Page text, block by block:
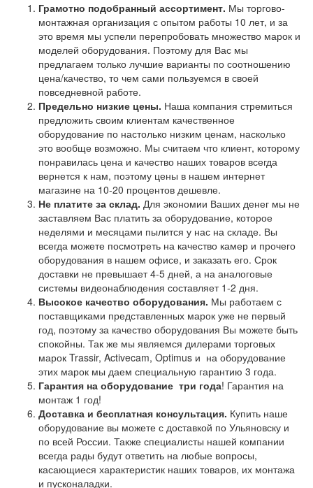
Грамотно подобранный ассортимент. Мы торгово-
монтажная организация с опытом работы 10 лет, и за
это время мы успели перепробовать множество марок и
моделей оборудования. Поэтому для Вас мы
предлагаем только лучшие варианты по соотношению
цена/качество, то чем сами пользуемся в своей
повседневной работе.
Предельно низкие цены. Наша компания стремиться
предложить своим клиентам качественное
оборудование по настолько низким ценам, насколько
это вообще возможно. Мы считаем что клиент, которому
понравилась цена и качество наших товаров всегда
вернется к нам, поэтому цены в нашем интернет
магазине на 10-20 процентов дешевле.
Не платите за склад. Для экономии Ваших денег мы не
заставляем Вас платить за оборудование, которое
неделями и месяцами пылится у нас на складе. Вы
всегда можете посмотреть на качество камер и прочего
оборудования в нашем офисе, и заказать его. Срок
доставки не превышает 4-5 дней, а на аналоговые
системы видеонаблюдения составляет 1-2 дня.
Высокое качество оборудования. Мы работаем с
поставщиками представленных марок уже не первый
год, поэтому за качество оборудования Вы можете быть
спокойны. Так же мы являемся дилерами торговых
марок Trassir, Activecam, Optimus и на оборудование
этих марок мы даем специальную гарантию 3 года.
Гарантия на оборудование три года! Гарантия на
монтаж 1 год!
Доставка и бесплатная консультация. Купить наше
оборудование вы можете с доставкой по Ульяновску и
по всей России. Также специалисты нашей компании
всегда рады будут ответить на любые вопросы,
касающиеся характеристик наших товаров, их монтажа
и пусконаладки.